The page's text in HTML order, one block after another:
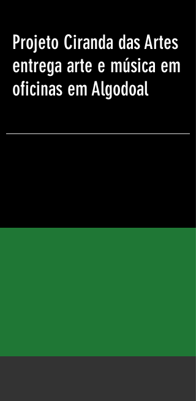
Projeto Ciranda das Artes
entrega arte e música em
oficinas em Algodoal